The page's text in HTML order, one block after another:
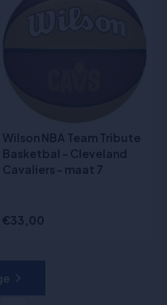
Wilson NBA Team Tribute
Basketbal - Cleveland
Cavaliers - maat 7
€33,00